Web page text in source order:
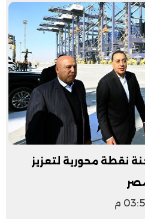
نقطة محورية لتعزيز